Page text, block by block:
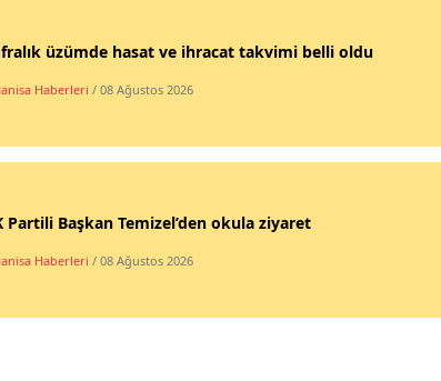
üzümde hasat ve ihracat takvimi belli oldu
Haberleri / 08 Ağustos 2026
Partili Başkan Temizel’den okula ziyaret
Haberleri / 08 Ağustos 2026